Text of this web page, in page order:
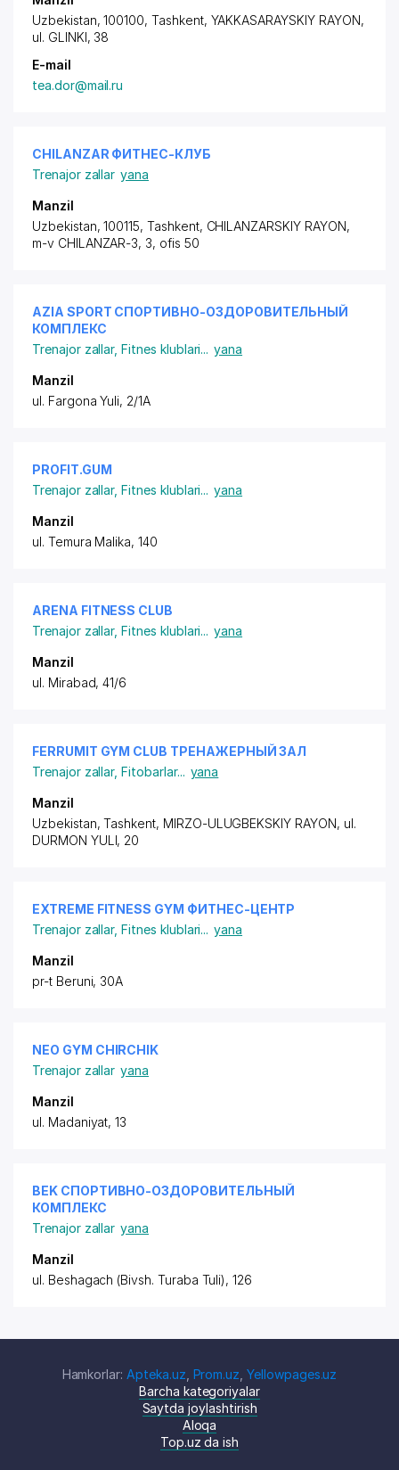
Uzbekistan, 100100, Tashkent, YAKKASARAYSKIY RAYON,
ul. GLINKI, 38
E-mail
tea.dor@mail.ru
CHILANZAR ФИТНЕС-КЛУБ
Trenajor zallar yana
Manzil
Uzbekistan, 100115, Tashkent, CHILANZARSKIY RAYON,
m-v CHILANZAR-3, 3, ofis 50
AZIA SPORT СПОРТИВНО-ОЗДОРОВИТЕЛЬНЫЙ
КОМПЛЕКС
Trenajor zallar,Fitnes klublari... yana
Manzil
ul. Fargona Yuli, 2/1A
PROFIT.GUM
Trenajor zallar,Fitnes klublari... yana
Manzil
ul. Temura Malika, 140
ARENA FITNESS CLUB
Trenajor zallar,Fitnes klublari... yana
Manzil
ul. Mirabad, 41/6
FERRUMIT GYM CLUB ТРЕНАЖЕРНЫЙ ЗАЛ
Trenajor zallar,Fitobarlar... yana
Manzil
Uzbekistan, Tashkent, MIRZO-ULUGBEKSKIY RAYON, ul.
DURMON YULI, 20
EXTREME FITNESS GYM ФИТНЕС-ЦЕНТР
Trenajor zallar,Fitnes klublari... yana
Manzil
pr-t Beruni, 30A
NEO GYM CHIRCHIK
Trenajor zallar yana
Manzil
ul. Madaniyat, 13
BEK СПОРТИВНО-ОЗДОРОВИТЕЛЬНЫЙ
КОМПЛЕКС
Trenajor zallar yana
Manzil
ul. Beshagach (Bivsh. Turaba Tuli), 126
Hamkorlar: Apteka.uz Prom.uz ,Yellowpages.uz
Barcha kategoriyalar
Saytda joylashtirish
Aloqa
Top.uz da ish